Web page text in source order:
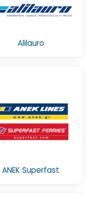
Alilauro
ANEK Superfast